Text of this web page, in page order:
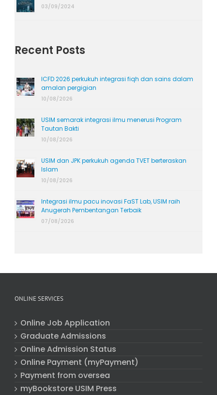
03/09/2024
Recent Posts
ICFD 2026 perkukuh integrasi fiqh dan sains dalam
amalan pergigian
10/08/2026
USIM semarak integrasi ilmu menerusi Program
Tautan Bakti
10/08/2026
USIM dan JPK perkukuh agenda TVET berteraskan
Islam
10/08/2026
Integrasi ilmu pacu inovasi FaST Lab, USIM raih
Anugerah Pembentangan Terbaik
07/08/2026
ONLINE SERVICES
Online Job Application
Graduate Admissions
Online Admission Status
Online Payment (myPayment)
Payment from oversea
myBookstore USIM Press